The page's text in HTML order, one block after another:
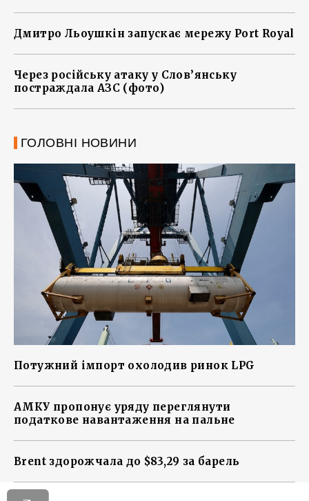
Дмитро Льоушкін запускає мережу Port Royal
Через російську атаку у Слов’янську
постраждала АЗС (фото)
ГОЛОВНІ НОВИНИ
Потужний імпорт охолодив ринок LPG
АМКУ пропонує уряду переглянути
податкове навантаження на пальне
Brent здорожчала до $83,29 за барель